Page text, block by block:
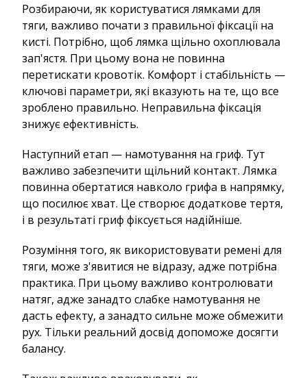
Розбираючи, як користуватися лямками для
тяги, важливо почати з правильної фіксації на
кисті. Потрібно, щоб лямка щільно охоплювала
зап'ястя. При цьому вона не повинна
перетискати кровотік. Комфорт і стабільність —
ключові параметри, які вказують на те, що все
зроблено правильно. Неправильна фіксація
знижує ефективність.
Наступний етап — намотування на гриф. Тут
важливо забезпечити щільний контакт. Лямка
повинна обертатися навколо грифа в напрямку,
що посилює хват. Це створює додаткове тертя,
і в результаті гриф фіксується надійніше.
Розуміння того, як використовувати ремені для
тяги, може з'явитися не відразу, адже потрібна
практика. При цьому важливо контролювати
натяг, адже занадто слабке намотування не
дасть ефекту, а занадто сильне може обмежити
рух. Тільки реальний досвід допоможе досягти
балансу.